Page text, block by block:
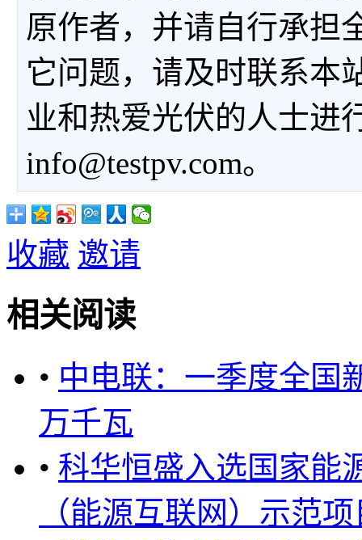
原作者，并请自行承担
它问题，请及时联系本
业和热爱光伏的人士进
info@testpv.com。
收藏 邀请
相关阅读
• 中电联：一季度全国
万千瓦
• 科华恒盛入选国家能
（能源互联网）示范